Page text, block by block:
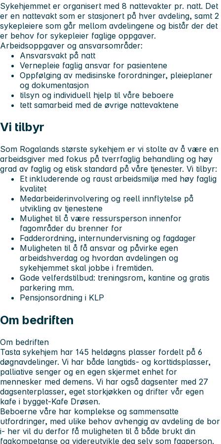
Sykehjemmet er organisert med 8 nattevakter pr. natt. Det
er en nattevakt som er stasjonert på hver avdeling, samt 2
sykepleiere som går mellom avdelingene og bistår der det
er behov for sykepleier faglige oppgaver.
Arbeidsoppgaver og ansvarsområder:
Ansvarsvakt på natt
Vernepleie faglig ansvar for pasientene
Oppfølging av medisinske forordninger, pleieplaner
og dokumentasjon
tilsyn og individuell hjelp til våre beboere
tett samarbeid med de øvrige nattevaktene
Vi tilbyr
Som Rogalands største sykehjem er vi stolte av å være en
arbeidsgiver med fokus på tverrfaglig behandling og høy
grad av faglig og etisk standard på våre tjenester. Vi tilbyr:
Et inkluderende og raust arbeidsmiljø med høy faglig
kvalitet
Medarbeiderinvolvering og reell innflytelse på
utvikling av tjenestene
Mulighet til å være ressursperson innenfor
fagområder du brenner for
Fadderordning, internundervisning og fagdager
Muligheten til å få ansvar og påvirke egen
arbeidshverdag og hvordan avdelingen og
sykehjemmet skal jobbe i fremtiden.
Gode velferdstilbud: treningsrom, kantine og gratis
parkering mm.
Pensjonsordning i KLP
Om bedriften
Om bedriften
Tasta sykehjem har 145 heldøgns plasser fordelt på 6
døgnavdelinger. Vi har både langtids- og korttidsplasser,
palliative senger og en egen skjermet enhet for
mennesker med demens. Vi har også dagsenter med 27
dagsenterplasser, eget storkjøkken og drifter vår egen
kafe i bygget-Kafe Drøsen.
Beboerne våre har komplekse og sammensatte
utfordringer, med ulike behov avhengig av avdeling de bor
i- her vil du derfor få muligheten til å både brukt din
fagkompetanse og videreutvikle deg selv som fagperson.